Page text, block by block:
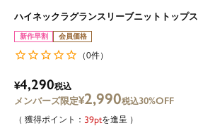
ハイネックラグランスリーブニットトップス
新作早割 会員価格
（0件）
¥4,290税込
¥2,990税込30%OFF
39 を進呈